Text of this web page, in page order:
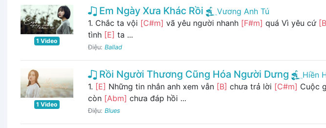
1 Video
Em Ngày Xưa Khác Rồi
Vương Anh Tú
1. Chắc ta vội [C#m] vã yêu người nhanh [F#m] quá Vì yêu cứ
tình [E] ta ...
Điệu: Ballad
1 Video
Rồi Người Thương Cũng Hóa Người Dưng
Hiền
1. [E] Những tin nhắn anh xem vẫn [B] chưa trả lời [C#m] Cuộc
còn [Abm] chưa đáp hồi ...
Điệu: Blues